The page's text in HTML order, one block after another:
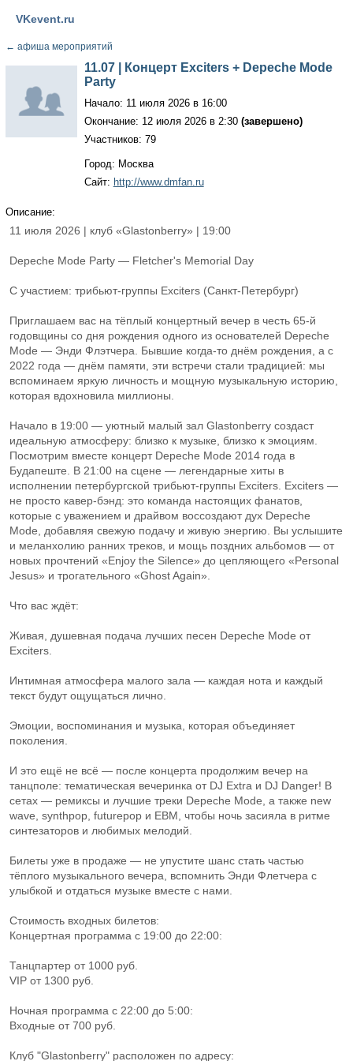
VKevent.ru
← афиша мероприятий
11.07 | Концерт Exciters + Depeche Mode
Party
Начало: 11 июля 2026 в 16:00
Окончание: 12 июля 2026 в 2:30 (завершено)
Участников: 79
Город: Москва
Сайт: http://www.dmfan.ru
Описание:
11 июля 2026 | клуб «Glastonberry» | 19:00
Depeche Mode Party — Fletcher's Memorial Day
С участием: трибьют-группы Exciters (Санкт‑Петербург)
Приглашаем вас на тёплый концертный вечер в честь 65-й
годовщины со дня рождения одного из основателей Depeche
Mode — Энди Флэтчера. Бывшие когда‑то днём рождения, а с
2022 года — днём памяти, эти встречи стали традицией: мы
вспоминаем яркую личность и мощную музыкальную историю,
которая вдохновила миллионы.
Начало в 19:00 — уютный малый зал Glastonberry создаст
идеальную атмосферу: близко к музыке, близко к эмоциям.
Посмотрим вместе концерт Depeche Mode 2014 года в
Будапеште. В 21:00 на сцене — легендарные хиты в
исполнении петербургской трибьют‑группы Exciters. Exciters —
не просто кавер‑бэнд: это команда настоящих фанатов,
которые с уважением и драйвом воссоздают дух Depeche
Mode, добавляя свежую подачу и живую энергию. Вы услышите
и меланхолию ранних треков, и мощь поздних альбомов — от
новых прочтений «Enjoy the Silence» до цепляющего «Personal
Jesus» и трогательного «Ghost Again».
Что вас ждёт:
Живая, душевная подача лучших песен Depeche Mode от
Exciters.
Интимная атмосфера малого зала — каждая нота и каждый
текст будут ощущаться лично.
Эмоции, воспоминания и музыка, которая объединяет
поколения.
И это ещё не всё — после концерта продолжим вечер на
танцполе: тематическая вечеринка от DJ Extra и DJ Danger! В
сетах — ремиксы и лучшие треки Depeche Mode, а также new
wave, synthpop, futurepop и EBM, чтобы ночь засияла в ритме
синтезаторов и любимых мелодий.
Билеты уже в продаже — не упустите шанс стать частью
тёплого музыкального вечера, вспомнить Энди Флетчера с
улыбкой и отдаться музыке вместе с нами.
Стоимость входных билетов:
Концертная программа c 19:00 до 22:00:
Танцпартер от 1000 руб.
VIP от 1300 руб.
Ночная программа с 22:00 до 5:00:
Входные от 700 руб.
Клуб "Glastonberry" расположен по адресу: